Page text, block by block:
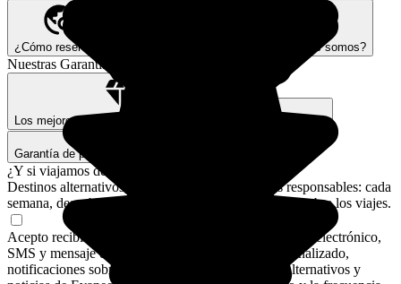
¿Cómo reservar? ¿Quiénes somos?
Nuestras Garantías
Los mejores expertos y expertas locales
Garantía de pago seguro
¿Y si viajamos de verdad?
Destinos alternativos, rincones secretos, consejos responsables: cada
semana, descubre cómo cambiar tu forma de pensar sobre los viajes.
Acepto recibir comunicaciones de Evaneos por correo electrónico,
SMS y mensaje de WhatsApp: asesoramiento personalizado,
notificaciones sobre mis planes de viaje, destinos alternativos y